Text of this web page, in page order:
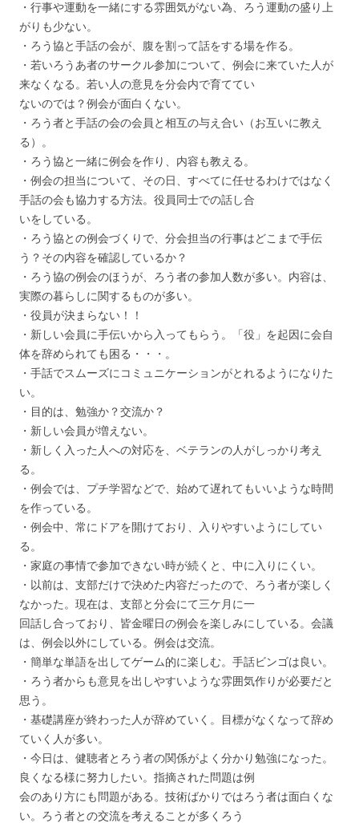
・行事や運動を一緒にする雰囲気がない為、ろう運動の盛り上
がりも少ない。
・ろう協と手話の会が、腹を割って話をする場を作る。
・若いろうあ者のサークル参加について、例会に来ていた人が
来なくなる。若い人の意見を分会内で育ててい
ないのでは？例会が面白くない。
・ろう者と手話の会の会員と相互の与え合い（お互いに教え
る）。
・ろう協と一緒に例会を作り、内容も教える。
・例会の担当について、その日、すべてに任せるわけではなく
手話の会も協力する方法。役員同士での話し合
いをしている。
・ろう協との例会づくりで、分会担当の行事はどこまで手伝
う？その内容を確認しているか？
・ろう協の例会のほうが、ろう者の参加人数が多い。内容は、
実際の暮らしに関するものが多い。
・役員が決まらない！！
・新しい会員に手伝いから入ってもらう。「役」を起因に会自
体を辞められても困る・・・。
・手話でスムーズにコミュニケーションがとれるようになりた
い。
・目的は、勉強か？交流か？
・新しい会員が増えない。
・新しく入った人への対応を、ベテランの人がしっかり考え
る。
・例会では、プチ学習などで、始めて遅れてもいいような時間
を作っている。
・例会中、常にドアを開けており、入りやすいようにしてい
る。
・家庭の事情で参加できない時が続くと、中に入りにくい。
・以前は、支部だけで決めた内容だったので、ろう者が楽しく
なかった。現在は、支部と分会にて三ケ月に一
回話し合っており、皆金曜日の例会を楽しみにしている。会議
は、例会以外にしている。例会は交流。
・簡単な単語を出してゲーム的に楽しむ。手話ビンゴは良い。
・ろう者からも意見を出しやすいような雰囲気作りが必要だと
思う。
・基礎講座が終わった人が辞めていく。目標がなくなって辞め
ていく人が多い。
・今日は、健聴者とろう者の関係がよく分かり勉強になった。
良くなる様に努力したい。指摘された問題は例
会のあり方にも問題がある。技術ばかりではろう者は面白くな
い。ろう者との交流を考えることが多くろう